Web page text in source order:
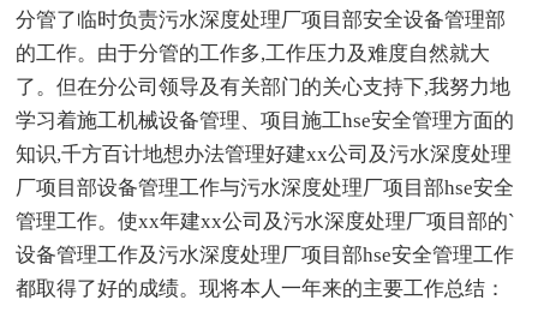
分管了临时负责污水深度处理厂项目部安全设备管理部
的工作。由于分管的工作多,工作压力及难度自然就大
了。但在分公司领导及有关部门的关心支持下,我努力地
学习着施工机械设备管理、项目施工hse安全管理方面的
知识,千方百计地想办法管理好建xx公司及污水深度处理
厂项目部设备管理工作与污水深度处理厂项目部hse安全
管理工作。使xx年建xx公司及污水深度处理厂项目部的`
设备管理工作及污水深度处理厂项目部hse安全管理工作
都取得了好的成绩。现将本人一年来的主要工作总结：